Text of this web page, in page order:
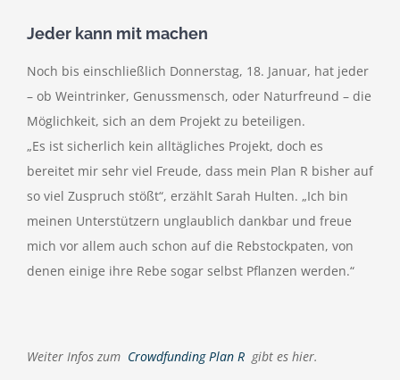
Jeder kann mit machen
Noch bis einschließlich Donnerstag, 18. Januar, hat jeder
– ob Weintrinker, Genussmensch, oder Naturfreund – die
Möglichkeit, sich an dem Projekt zu beteiligen.
„Es ist sicherlich kein alltägliches Projekt, doch es
bereitet mir sehr viel Freude, dass mein Plan R bisher auf
so viel Zuspruch stößt“, erzählt Sarah Hulten. „Ich bin
meinen Unterstützern unglaublich dankbar und freue
mich vor allem auch schon auf die Rebstockpaten, von
denen einige ihre Rebe sogar selbst Pflanzen werden.“
Weiter Infos zum Crowdfunding Plan R gibt es hier.